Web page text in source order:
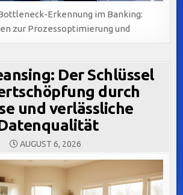
Erkennung im Banking:
zur Prozessoptimierung und
Der Schlüssel
durch
und verlässliche
AUGUST 6, 2026